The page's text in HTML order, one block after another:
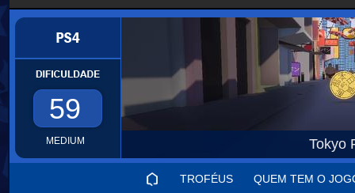
59
MEDIUM Tokyo
TROFÉUS QUEM TEM O